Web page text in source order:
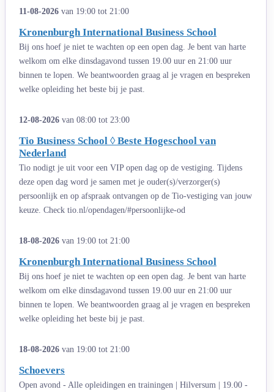
11-08-2026 van 19:00 tot 21:00
Kronenburgh International Business School
Bij ons hoef je niet te wachten op een open dag. Je bent van harte
welkom om elke dinsdagavond tussen 19.00 uur en 21:00 uur
binnen te lopen. We beantwoorden graag al je vragen en bespreken
welke opleiding het beste bij je past.
12-08-2026 van 08:00 tot 23:00
Tio Business School ◊ Beste Hogeschool van
Nederland
Tio nodigt je uit voor een VIP open dag op de vestiging. Tijdens
deze open dag word je samen met je ouder(s)/verzorger(s)
persoonlijk en op afspraak ontvangen op de Tio-vestiging van jouw
keuze. Check tio.nl/opendagen/#persoonlijke-od
18-08-2026 van 19:00 tot 21:00
Kronenburgh International Business School
Bij ons hoef je niet te wachten op een open dag. Je bent van harte
welkom om elke dinsdagavond tussen 19.00 uur en 21:00 uur
binnen te lopen. We beantwoorden graag al je vragen en bespreken
welke opleiding het beste bij je past.
18-08-2026 van 19:00 tot 21:00
Schoevers
Open avond - Alle opleidingen en trainingen | Hilversum | 19.00 -